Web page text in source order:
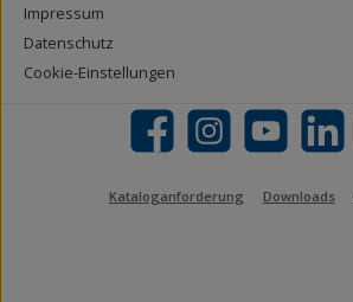
Impressum
Datenschutz
Cookie-Einstellungen
Facebook Instagram YouTube LinkedIn
Kataloganforderung Downloads